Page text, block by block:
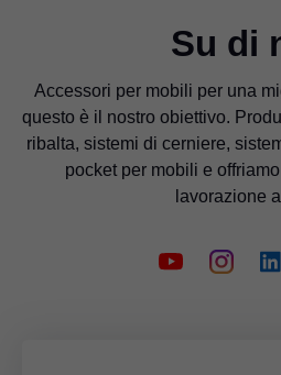
Su di
Accessori per mobili per una
questo è il nostro obiettivo.
ribalta, sistemi di cerniere,
pocket per mobili e
lavorazione